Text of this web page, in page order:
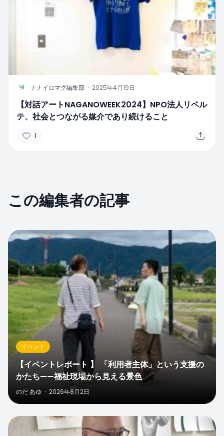
N ナナイロマグ編集部 · 2025年4月19日
【対話アートNAGANOWEEK2024】NPO法人リベル
テ、社会とつながる媒介であり続けること
1
この編集者の記事
イベント
【イベントレポート 】 「利用者主体」という支援の
かたち——福祉現場から見える景色
のだ あゆ · 2026年8月2日
0